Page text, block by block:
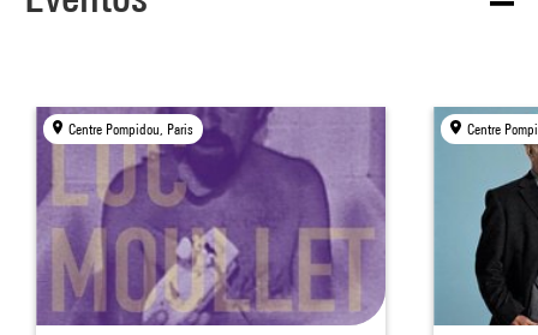
Centre Pompidou, Paris Centre